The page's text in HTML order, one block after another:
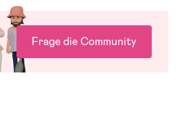
Frage die Community